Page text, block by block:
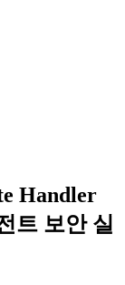
Handler
트 보안 실